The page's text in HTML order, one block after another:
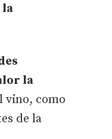
la
la
vino, como
de la